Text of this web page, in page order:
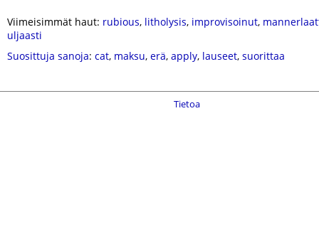
Viimeisimmät haut: rubious, litholysis, improvisoinut,
uljaasti
Suosittuja sanoja: cat, maksu, erä, apply, lauseet, suorittaa
Tietoa